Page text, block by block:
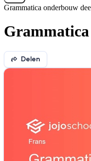
Grammatica onderbouw
Delen